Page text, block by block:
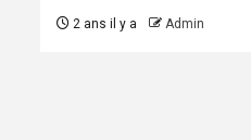
2 ans il y a Admin